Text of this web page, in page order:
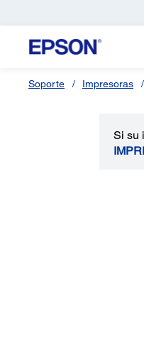
Soporte Impresoras
Si su